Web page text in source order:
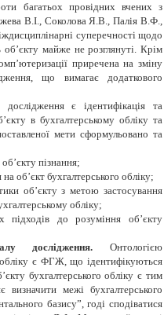
багатьох провідних вчених з
В.І., Соколова Я.В., Палія В.Ф.,
суперечності щодо
об’єкту майже не розглянуті. Крім
приречена на зміну
що вимагає додаткового
дослідження є ідентифікація та
в бухгалтерському обліку та
мети сформульовано та
пізнання;
об’єкт бухгалтерського обліку;
об’єкту з метою застосування
обліку;
підходів до розуміння об’єкту
дослідження. Онтологією
обліку є ФГЖ, що ідентифікуються
бухгалтерського обліку є тим
межі бухгалтерського
базису”, годі сподіватися